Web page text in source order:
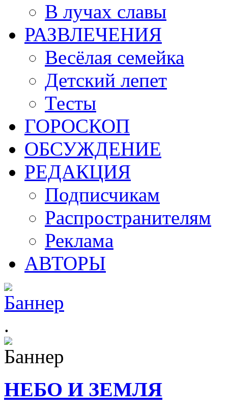
В лучах славы
РАЗВЛЕЧЕНИЯ
Весёлая семейка
Детский лепет
Тесты
ГОРОСКОП
ОБСУЖДЕНИЕ
РЕДАКЦИЯ
Подписчикам
Распространителям
Реклама
АВТОРЫ
.
НЕБО И ЗЕМЛЯ